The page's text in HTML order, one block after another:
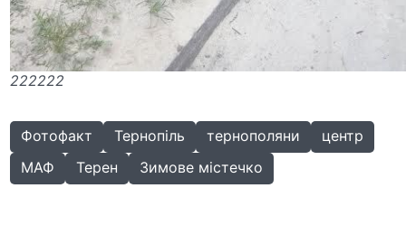
222222
Фотофакт Тернопіль тернополяни
центр
МАФ
Терен Зимове містечко